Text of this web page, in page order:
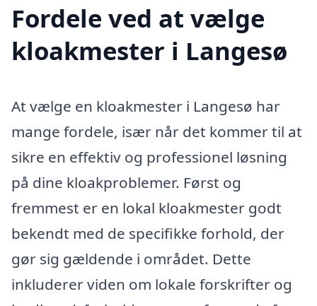
Fordele ved at vælge
kloakmester i Langesø
At vælge en kloakmester i Langesø har
mange fordele, især når det kommer til at
sikre en effektiv og professionel løsning
på dine kloakproblemer. Først og
fremmest er en lokal kloakmester godt
bekendt med de specifikke forhold, der
gør sig gældende i området. Dette
inkluderer viden om lokale forskrifter og